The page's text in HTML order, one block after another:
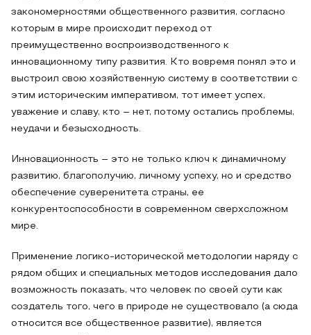
закономерностями общественного развития, согласно
которым в мире происходит переход от
преимущественно воспроизводственного к
инновационному типу развития. Кто вовремя понял это и
выстроил свою хозяйственную систему в соответствии с
этим историческим императивом, тот имеет успех,
уважение и славу, кто – нет, потому остались проблемы,
неудачи и безысходность.
Инновационность – это не только ключ к динамичному
развитию, благополучию, личному успеху, но и средство
обеспечение суверенитета страны, ее
конкурентоспособности в современном сверхсложном
мире.
Применение логико-исторической методологии наряду с
рядом общих и специальных методов исследования дало
возможность показать, что человек по своей сути как
создатель того, чего в природе не существовало (а сюда
относится все общественное развитие), является